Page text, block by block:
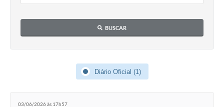
BUSCAR
Diário Oficial (1)
03/06/2026 às 17h57